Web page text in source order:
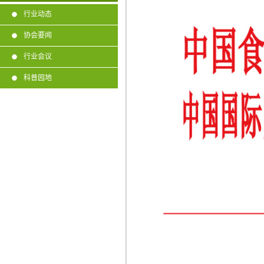
行业动态
协会要闻
行业会议
科普园地